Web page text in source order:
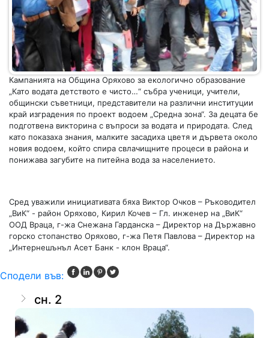
Кампанията на Община Оряхово за екологично образование
„Като водата детството е чисто…“ събра ученици, учители,
общински съветници, представители на различни институции
край изградения по проект водоем „Средна зона“. За децата бе
подготвена викторина с въпроси за водата и природата. След
като показаха знания, малките засадиха цветя и дървета около
новия водоем, който спира свлачищните процеси в района и
понижава загубите на питейна вода за населението.
Сред уважили инициативата бяха Виктор Очков – Ръководител
„ВиК“ - район Оряхово, Кирил Кочев – Гл. инженер на „ВиК“
ООД Враца, г-жа Снежана Гарданска – Директор на Държавно
горско стопанство Оряхово, г-жа Петя Павлова – Директор на
„Интернешънъл Асет Банк - клон Враца“.
Сподели във:
сн. 2